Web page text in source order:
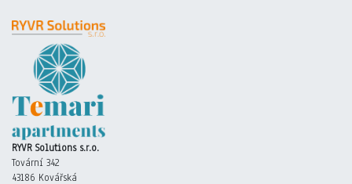
RYVR Solutions s.r.o.
Tovární 342
43186 Kovářská